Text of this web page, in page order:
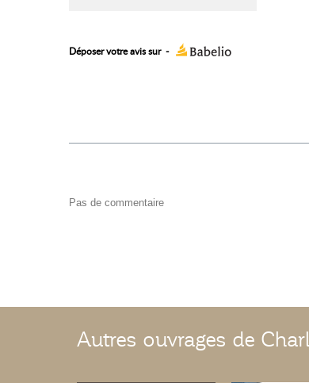
Déposer votre avis sur -
Pas de commentaire
Autres ouvrages de